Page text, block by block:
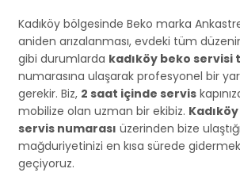
Kadıköy bölgesinde Beko marka Ankastre
aniden arızalanması, evdeki tüm
gibi durumlarda kadıköy beko servisi
numarasına ulaşarak profesyonel bir
gerekir. Biz, 2 saat içinde servis
mobilize olan uzman bir ekibiz.
servis numarası üzerinden bize
mağduriyetinizi en kısa sürede
geçiyoruz.